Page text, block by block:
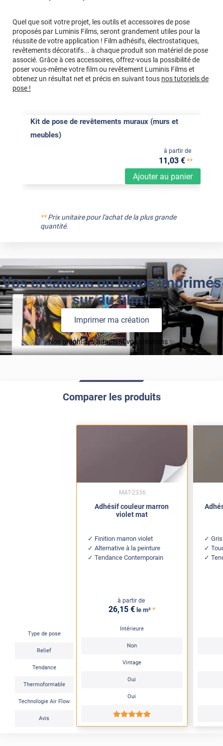
Quel que soit votre projet, les outils et accessoires de pose
proposés par Luminis Films, seront grandement utiles pour la
réussite de votre application ! Film adhésifs, électrostatiques,
revêtements décoratifs... à chaque produit son matériel de pose
associé. Grâce à ces accessoires, offrez-vous la possibilité de
poser vous-même votre film ou revêtement Luminis Films et
obtenez un résultat net et précis en suivant tous nos tutoriels de
pose !
Kit de pose de revêtements muraux (murs et
meubles)
Ajouter au panier
à partir de
11,03 €**
**Prix unitaire pour l'achat de la plus grande
quantité.
Vos créations ou logos imprimés
sur du film !
Imprimer ma création
Nos graphistes adaptent vos créations ✨
Comparer les produits
Type de pose
Relief
Tendance
Thermoformable
Technologie Air Flow
Avis
Adhésif couleur marron
violet mat
Finition marron violet
Alternative à la peinture
Tendance Contemporain
à partir de
26,15 € le m² *
Intérieure
Non
Vintage
Oui
Oui
*****
MAT-2336